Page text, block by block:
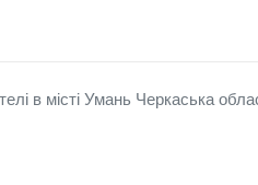
в місті Умань Черкаська